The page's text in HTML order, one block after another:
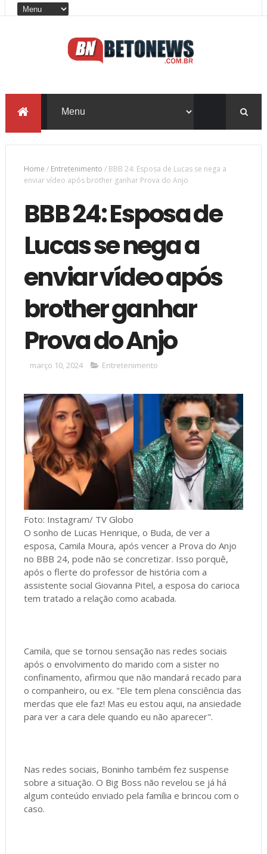
Home / Entretenimento / BBB 24: Esposa de Lucas se nega a
enviar vídeo após brother ganhar Prova do Anjo
BBB 24: Esposa de
Lucas se nega a
enviar vídeo após
brother ganhar
Prova do Anjo
março 10, 2024 Entretenimento
Foto: Instagram/ TV Globo
O sonho de Lucas Henrique, o Buda, de ver a
esposa, Camila Moura, após vencer a Prova do Anjo
no BBB 24, pode não se concretizar. Isso porquê,
após o flerte do professor de história com a
assistente social Giovanna Pitel, a esposa do carioca
tem tratado a relação como acabada.
Camila, que se tornou sensação nas redes sociais
após o envolvimento do marido com a sister no
confinamento, afirmou que não mandará recado para
o companheiro, ou ex. "Ele tem plena consciência das
merdas que ele faz! Mas eu estou aqui, na ansiedade
para ver a cara dele quando eu não aparecer".
Nas redes sociais, Boninho também fez suspense
sobre a situação. O Big Boss não revelou se já há
algum conteúdo enviado pela família e brincou com o
caso.